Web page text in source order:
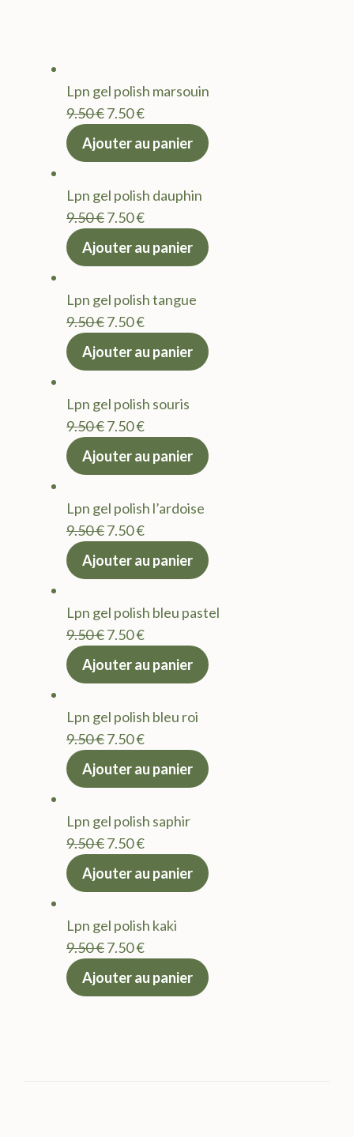
Lpn gel polish marsouin
9.50€Le
prix
9.50 €.
7.50€Le
actuel
7.50 €.
Ajouter au panier
Lpn gel polish dauphin
9.50€Le
prix
9.50 €.
7.50€Le
actuel
7.50 €.
Ajouter au panier
Lpn gel polish tangue
9.50€Le
prix
9.50 €.
7.50€Le
actuel
7.50 €.
Ajouter au panier
Lpn gel polish souris
9.50€Le
prix
9.50 €.
7.50€Le
actuel
7.50 €.
Ajouter au panier
Lpn gel polish l’ardoise
9.50€Le
prix
9.50 €.
7.50€Le
actuel
7.50 €.
Ajouter au panier
Lpn gel polish bleu pastel
9.50€Le
prix
9.50 €.
7.50€Le
actuel
7.50 €.
Ajouter au panier
Lpn gel polish bleu roi
9.50€Le
prix
9.50 €.
7.50€Le
actuel
7.50 €.
Ajouter au panier
Lpn gel polish saphir
9.50€Le
prix
9.50 €.
7.50€Le
actuel
7.50 €.
Ajouter au panier
Lpn gel polish kaki
9.50€Le
prix
7.50€Le
actuel
Ajouter au panier